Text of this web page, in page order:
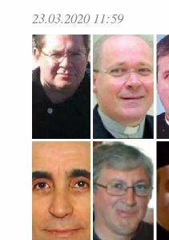
23.03.2020 11:59